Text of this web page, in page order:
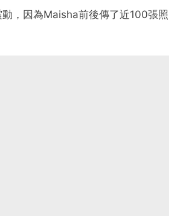
，因為Maisha前後傳了近100張照